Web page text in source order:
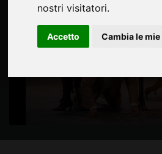
nostri visitatori.
Accetto Cambia le